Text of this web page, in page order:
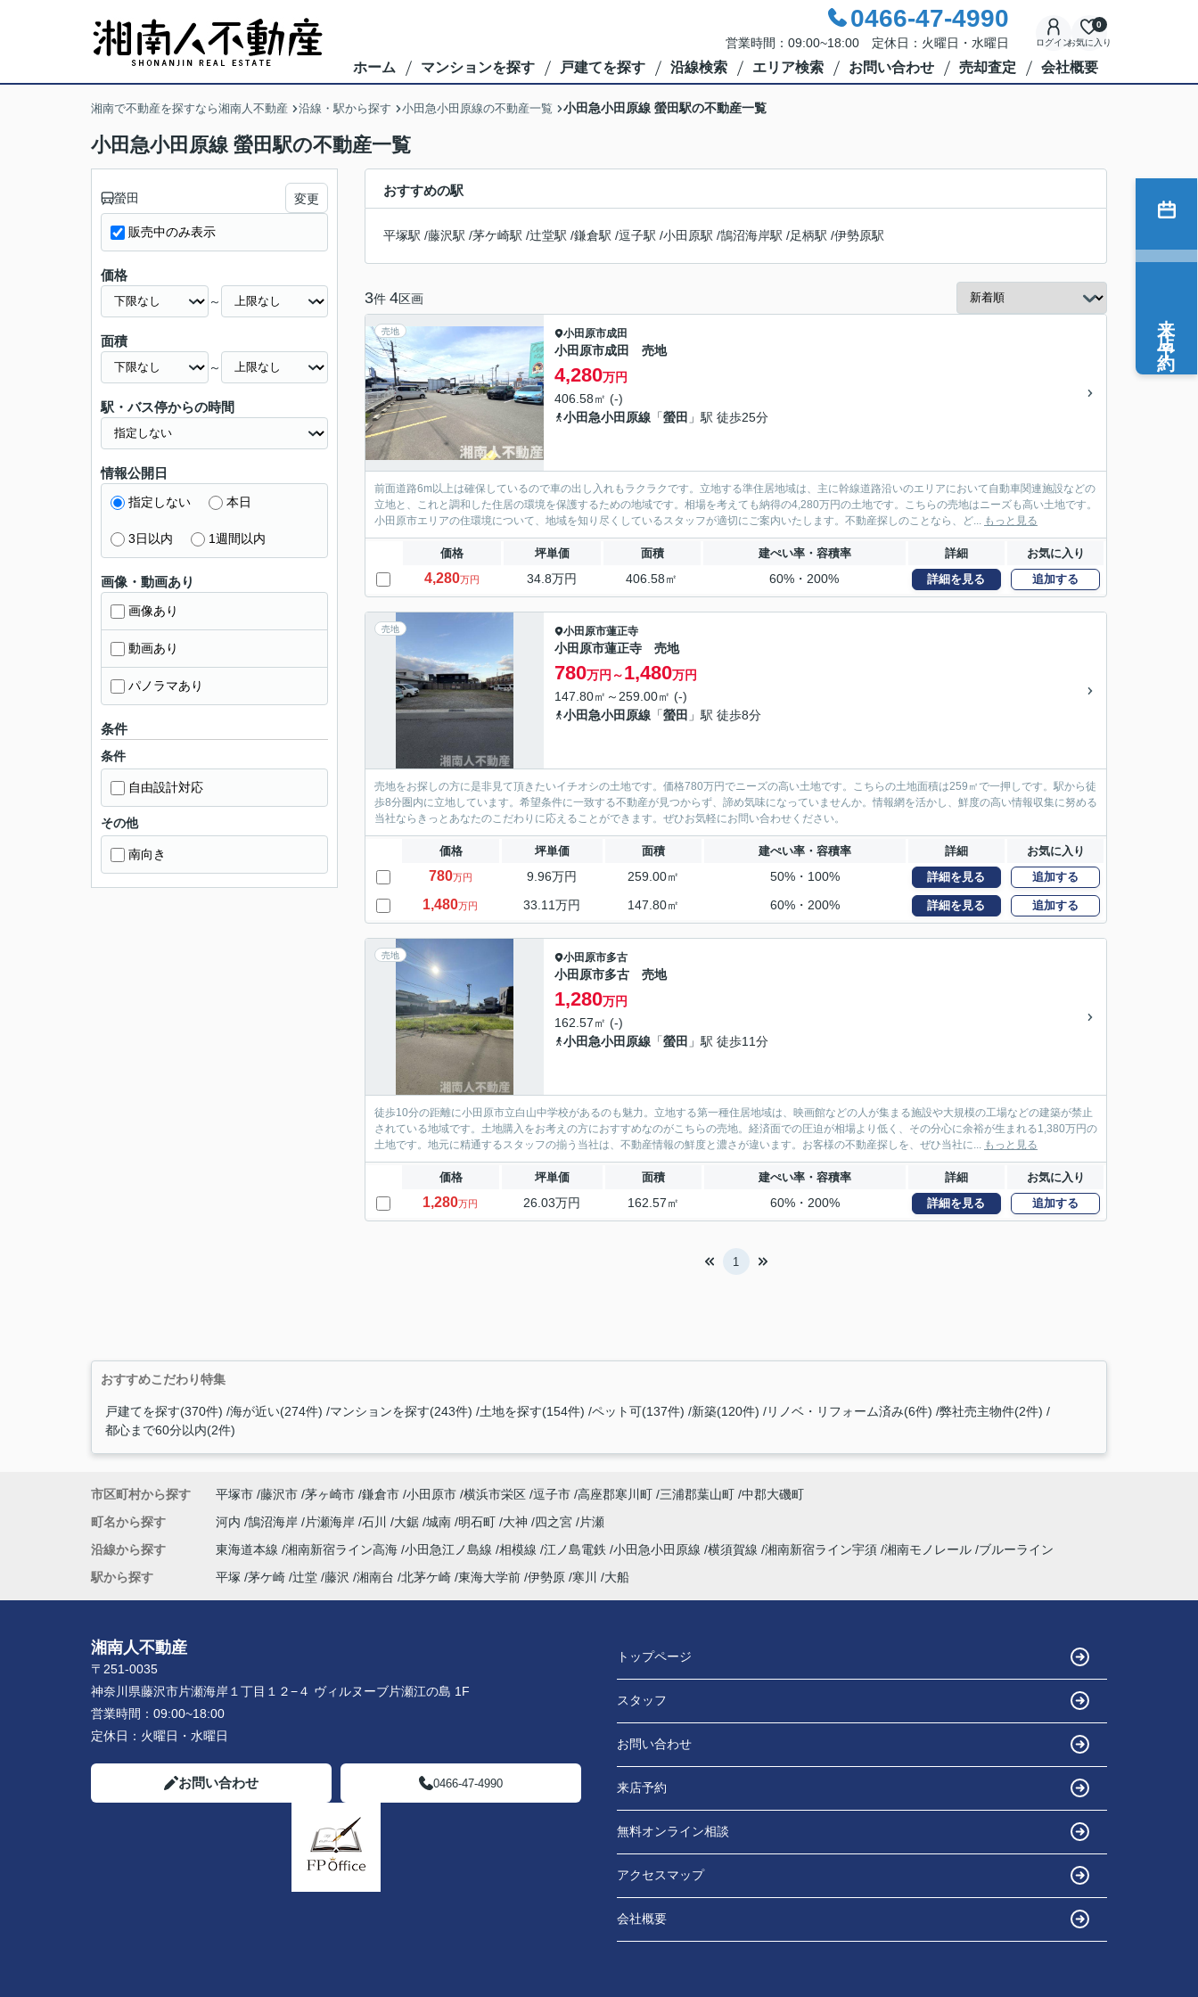
0466-47-4990
営業時間：09:00~18:00 定休日：火曜日・水曜日 ログインお気に入り
0
ホーム マンションを探す 戸建てを探す 沿線検索 エリア検索 お問い合わせ 売却査定 会社概要
湘南で不動産を探すなら湘南人不動産 沿線・駅から探す 小田急小田原線の不動産一覧 小田急小田原線 螢田駅の不動産一覧
小田急小田原線 螢田駅の不動産一覧
おすすめの駅
平塚駅 /藤沢駅 /茅ケ崎駅 /辻堂駅 /鎌倉駅 /逗子駅 /小田原駅 /鵠沼海岸駅 /足柄駅 /伊勢原駅
3件 4区画
売地 小田原市成田
小田原市成田 売地
4,280万円
406.58㎡ (-)
小田急小田原線 「螢田 」駅 徒歩25分
前面道路6m以上は確保しているので車の出し入れもラクラクです。立地する準住居地域は、主に幹線道路沿いのエリアにおいて自動車関連施設などの
立地と、これと調和した住居の環境を保護するための地域です。相場を考えても納得の4,280万円の土地です。こちらの売地はニーズも高い土地です。
小田原市エリアの住環境について、地域を知り尽くしているスタッフが適切にご案内いたします。不動産探しのことなら、ど... もっと見る
価格 坪単価 面積 建ぺい率・容積率 詳細 お気に入り
4,280万円 34.8万円 406.58㎡ 60%・200% 詳細を見る 追加する
売地 小田原市蓮正寺
小田原市蓮正寺 売地
780万円～1,480万円
147.80㎡～259.00㎡ (-)
小田急小田原線 「螢田 」駅 徒歩8分
売地をお探しの方に是非見て頂きたいイチオシの土地です。価格780万円でニーズの高い土地です。こちらの土地面積は259㎡で一押しです。駅から徒
歩8分圏内に立地しています。希望条件に一致する不動産が見つからず、諦め気味になっていませんか。情報網を活かし、鮮度の高い情報収集に努める
当社ならきっとあなたのこだわりに応えることができます。ぜひお気軽にお問い合わせください。
価格 坪単価 面積 建ぺい率・容積率 詳細 お気に入り
780万円 9.96万円 259.00㎡ 50%・100% 詳細を見る 追加する
1,480万円 33.11万円 147.80㎡ 60%・200% 詳細を見る 追加する
売地 小田原市多古
小田原市多古 売地
1,280万円
162.57㎡ (-)
小田急小田原線 「螢田 」駅 徒歩11分
徒歩10分の距離に小田原市立白山中学校があるのも魅力。立地する第一種住居地域は、映画館などの人が集まる施設や大規模の工場などの建築が禁止
されている地域です。土地購入をお考えの方におすすめなのがこちらの売地。経済面での圧迫が相場より低く、その分心に余裕が生まれる1,380万円の
土地です。地元に精通するスタッフの揃う当社は、不動産情報の鮮度と濃さが違います。お客様の不動産探しを、ぜひ当社に... もっと見る
価格 坪単価 面積 建ぺい率・容積率 詳細 お気に入り
1,280万円 26.03万円 162.57㎡ 60%・200% 詳細を見る 追加する
1
螢田 変更
販売中のみ表示
価格
～
面積
～
駅・バス停からの時間
情報公開日
指定しない 本日
3日以内 1週間以内
画像・動画あり
画像あり
動画あり
パノラマあり
条件
条件
自由設計対応
その他
南向き
おすすめこだわり特集
戸建てを探す(370件) 海が近い(274件) マンションを探す(243件) 土地を探す(154件) ペット可(137件) 新築(120件) リノベ・リフォーム済み(6件) 弊社売主物件(2件)
都心まで60分以内(2件)
来店予約
市区町村から探す 平塚市 藤沢市 茅ヶ崎市 鎌倉市 小田原市 横浜市栄区 逗子市 高座郡寒川町 三浦郡葉山町 中郡大磯町
町名から探す
河内 鵠沼海岸 片瀬海岸 石川 大鋸 城南 明石町 大神 四之宮
片瀬
沿線から探す
東海道本線 湘南新宿ライン高海 小田急江ノ島線 相模線 江ノ島電鉄 小田急小田原線 横須賀線 湘南新宿ライン宇須 湘南モノレール ブルーライン
駅から探す
平塚 茅ケ崎 辻堂 藤沢 湘南台 北茅ケ崎 東海大学前 伊勢原 寒川 大船
湘南人不動産
〒251-0035
神奈川県藤沢市片瀬海岸１丁目１２−４ ヴィルヌーブ片瀬江の島 1F
営業時間： 09:00~18:00
定休日： 火曜日・水曜日
お問い合わせ 0466-47-4990
トップページ
スタッフ
お問い合わせ
来店予約
無料オンライン相談
アクセスマップ
会社概要